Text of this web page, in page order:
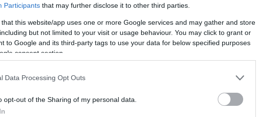
Participants that may further disclose it to other third parties.
that this website/app uses one or more Google services and may gather and store
but not limited to your visit or usage behaviour. You may click to grant or
to Google and its third-party tags to use your data for below specified purposes
consent section.
Data Processing Opt Outs
opt-out of the Sharing of my personal data.